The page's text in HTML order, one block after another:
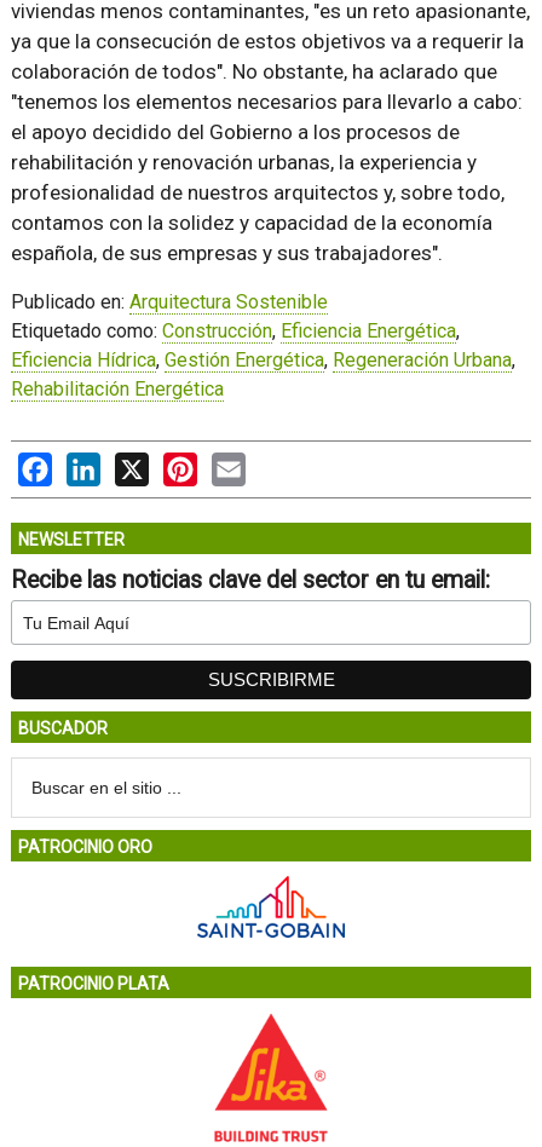
viviendas menos contaminantes, "es un reto apasionante,
ya que la consecución de estos objetivos va a requerir la
colaboración de todos". No obstante, ha aclarado que
"tenemos los elementos necesarios para llevarlo a cabo:
el apoyo decidido del Gobierno a los procesos de
rehabilitación y renovación urbanas, la experiencia y
profesionalidad de nuestros arquitectos y, sobre todo,
contamos con la solidez y capacidad de la economía
española, de sus empresas y sus trabajadores".
Publicado en: Arquitectura Sostenible
Etiquetado como: Construcción, Eficiencia Energética,
Eficiencia Hídrica, Gestión Energética, Regeneración Urbana,
Rehabilitación Energética
FacebookLinkedIn
X PinterestEmail
NEWSLETTER
Recibe las noticias clave del sector en tu email:
BUSCADOR
PATROCINIO ORO
PATROCINIO PLATA